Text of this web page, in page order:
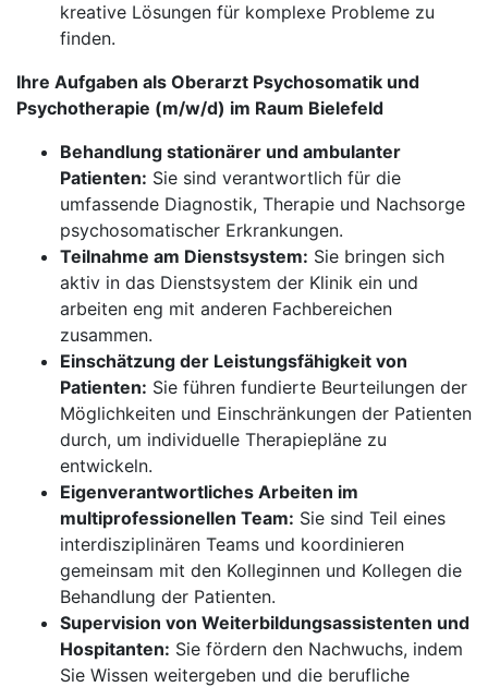
kreative Lösungen für komplexe Probleme zu
finden.
Ihre Aufgaben als Oberarzt Psychosomatik und
Psychotherapie (m/w/d) im Raum Bielefeld
Behandlung stationärer und ambulanter
Patienten: Sie sind verantwortlich für die
umfassende Diagnostik, Therapie und Nachsorge
psychosomatischer Erkrankungen.
Teilnahme am Dienstsystem: Sie bringen sich
aktiv in das Dienstsystem der Klinik ein und
arbeiten eng mit anderen Fachbereichen
zusammen.
Einschätzung der Leistungsfähigkeit von
Patienten: Sie führen fundierte Beurteilungen der
Möglichkeiten und Einschränkungen der Patienten
durch, um individuelle Therapiepläne zu
entwickeln.
Eigenverantwortliches Arbeiten im
multiprofessionellen Team: Sie sind Teil eines
interdisziplinären Teams und koordinieren
gemeinsam mit den Kolleginnen und Kollegen die
Behandlung der Patienten.
Supervision von Weiterbildungsassistenten und
Hospitanten: Sie fördern den Nachwuchs, indem
Sie Wissen weitergeben und die berufliche